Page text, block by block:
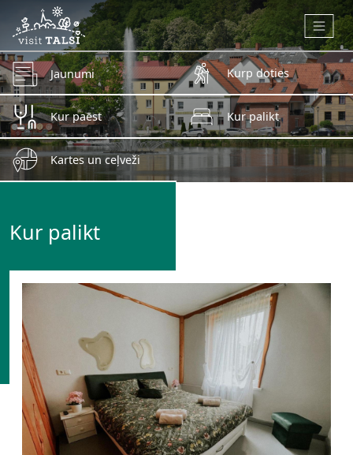
Skip to main content
Jaunumi Kurp doties
Kur paēst Kur palikt
Kartes un ceļveži
Kur palikt